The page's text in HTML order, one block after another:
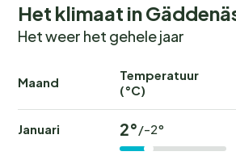
Je hebt ook de nabijheid van zowel
Kalmar als Öland.
heerlijke Timmernabben.
Het klimaat in
Het weer het gehele jaar
Maand
Temperatuur
(°C)
Januari 2°/-2°